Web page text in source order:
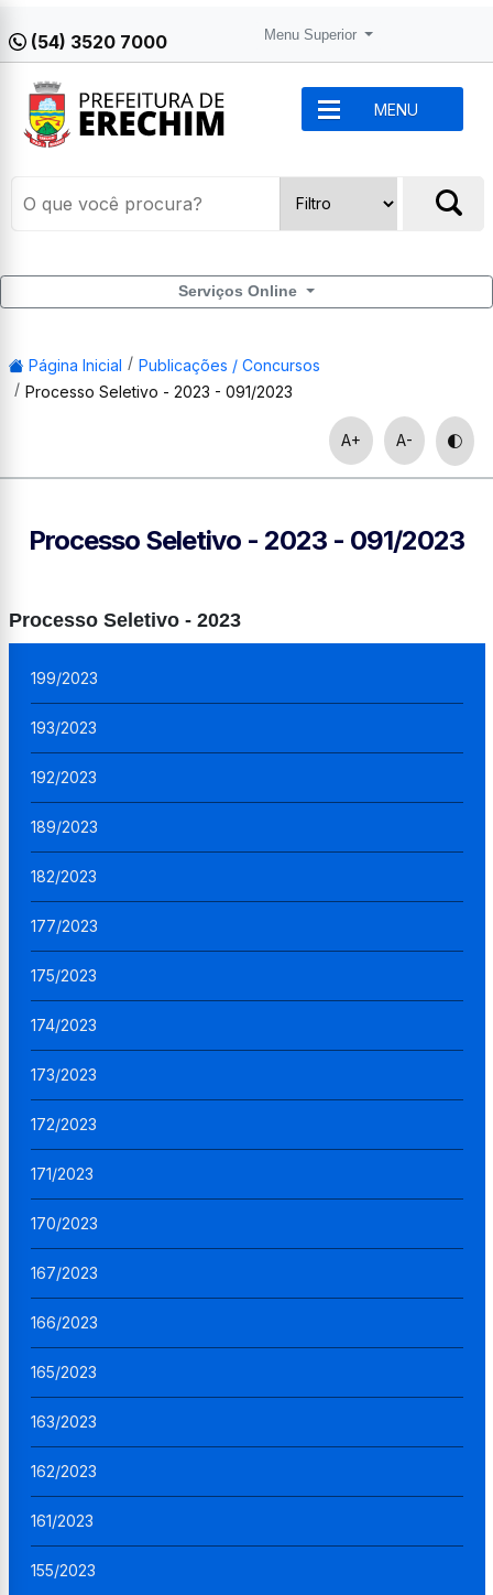
(54) 3520 7000 Menu Superior
MENU
Serviços Online
Página Inicial
Publicações / Concursos
Processo Seletivo - 2023 - 091/2023
A+ A-
Processo Seletivo - 2023 - 091/2023
Processo Seletivo - 2023
199/2023
193/2023
192/2023
189/2023
182/2023
177/2023
175/2023
174/2023
173/2023
172/2023
171/2023
170/2023
167/2023
166/2023
165/2023
163/2023
162/2023
161/2023
155/2023